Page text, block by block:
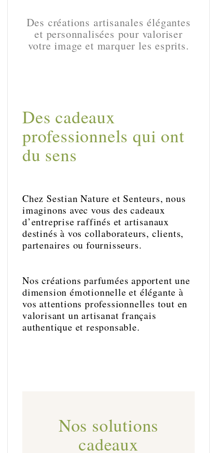
Des créations artisanales élégantes
et personnalisées pour valoriser
votre image et marquer les esprits.
Des cadeaux
professionnels qui ont
du sens
Chez Sestian Nature et Senteurs, nous
imaginons avec vous des cadeaux
d’entreprise raffinés et artisanaux
destinés à vos collaborateurs, clients,
partenaires ou fournisseurs.
Nos créations parfumées apportent une
dimension émotionnelle et élégante à
vos attentions professionnelles tout en
valorisant un artisanat français
authentique et responsable.
Nos solutions
cadeaux